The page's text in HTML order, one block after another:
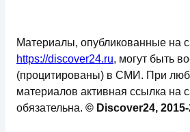
Материалы, опубликованные на
https://discover24.ru, могут быть
(процитированы) в СМИ. При
материалов активная ссылка на
обязательна. © Discover24, 2015-